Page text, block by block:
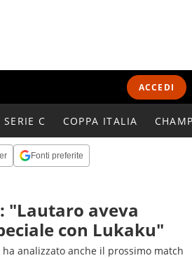
ACCEDI
SERIE C COPPA ITALIA
Fonti preferite
"Lautaro aveva
con Lukaku"
analizzato anche il prossimo match